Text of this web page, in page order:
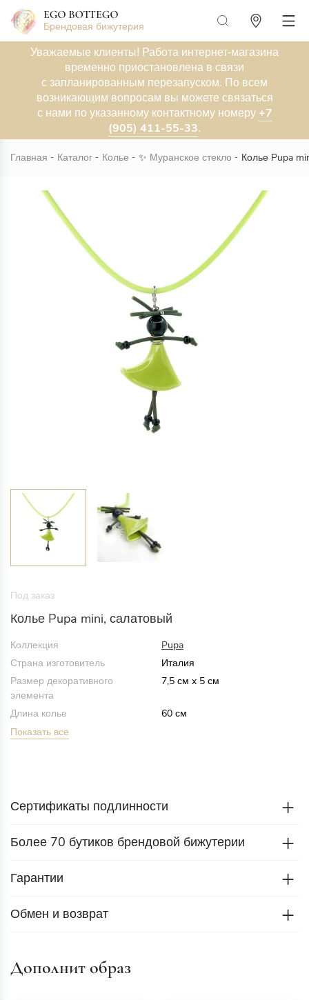
Брендовая бижутерия
Уважаемые клиенты! Работа интернет-магазина
временно приостановлена в связи
с запланированным перезапуском. По всем
возникающим вопросам вы можете связаться
с нами по указанному контактному номеру +7
(905) 411-55-33.
Главная Каталог Колье ✨ Муранское стекло Колье Pupa
Под заказ
Колье Pupa mini, салатовый
Коллекция
Pupa
Страна изготовитель
Италия
Размер декоративного
элемента
7,5 см x 5 см
Длина колье
60 см
Показать все
Сертификаты подлинности
Более 70 бутиков брендовой бижутерии
Гарантии
Обмен и возврат
Дополнит образ